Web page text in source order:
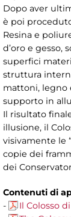
Dopo aver
è poi
Resina e
d’oro e gesso,
superfici
struttura
mattoni, legno
supporto in
Il risultato
illusione, il
visivamente le
copie dei
dei
Contenuti di
-
Il Colosso